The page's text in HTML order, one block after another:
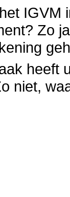
IGVM
Zo
heeft
niet,